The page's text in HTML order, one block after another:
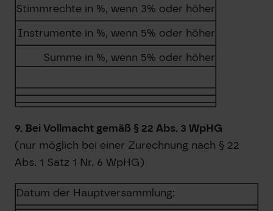
Stimmrechte in %, wenn 3% oder höher
Instrumente in %, wenn 5% oder höher
Summe in %, wenn 5% oder höher
9. Bei Vollmacht gemäß § 22 Abs. 3 WpHG
(nur möglich bei einer Zurechnung nach § 22
Abs. 1 Satz 1 Nr. 6 WpHG)
Datum der Hauptversammlung: